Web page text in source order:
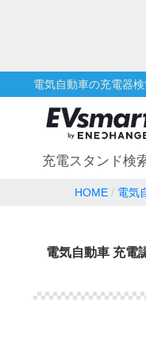
電気自動車の充電器
充電スタンド検
HOME 電気
電気自動車 充電